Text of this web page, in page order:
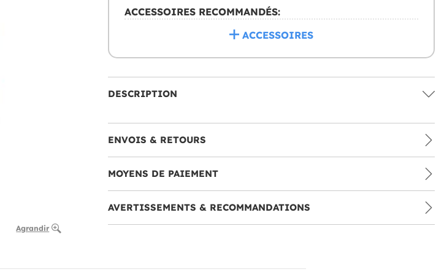
Agrandir
ACCESSOIRES RECOMMANDÉS:
ACCESSOIRES
DESCRIPTION
ENVOIS & RETOURS
MOYENS DE PAIEMENT
AVERTISSEMENTS & RECOMMANDATIONS